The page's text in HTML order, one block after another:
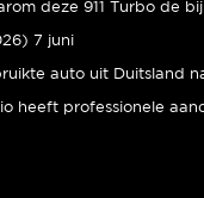
7 juni
auto uit Duitsland